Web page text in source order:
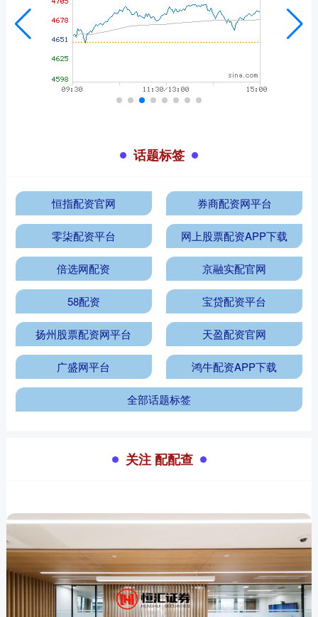
话题标签
恒指配资官网 券商配资网平台
零柒配资平台 网上股票配资APP下载
倍选网配资 京融实配官网
58配资 宝贷配资平台
扬州股票配资网平台 天盈配资官网
广盛网平台 鸿牛配资APP下载
全部话题标签
关注 配配查